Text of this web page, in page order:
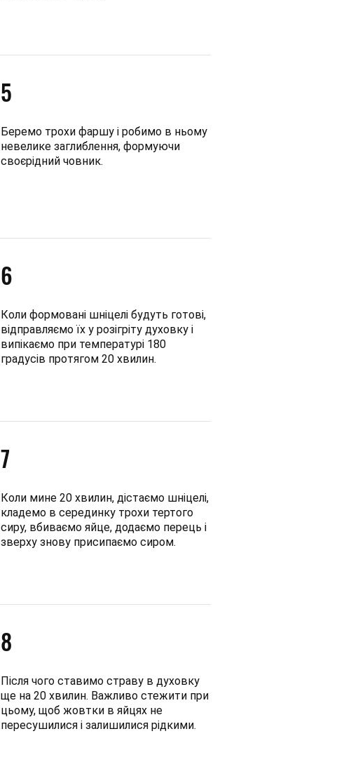
5
Беремо трохи фаршу і робимо в ньому
невелике заглиблення, формуючи
своєрідний човник.
6
Коли формовані шніцелі будуть готові,
відправляємо їх у розігріту духовку і
випікаємо при температурі 180
градусів протягом 20 хвилин.
7
Коли мине 20 хвилин, дістаємо шніцелі,
кладемо в серединку трохи тертого
сиру, вбиваємо яйце, додаємо перець і
зверху знову присипаємо сиром.
8
Після чого ставимо страву в духовку
ще на 20 хвилин. Важливо стежити при
цьому, щоб жовтки в яйцях не
пересушилися і залишилися рідкими.